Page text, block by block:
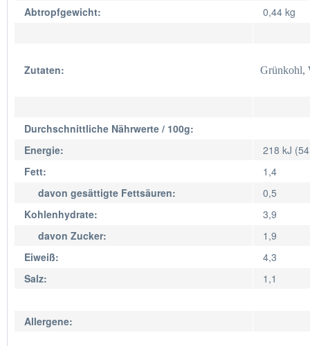
Abtropfgewicht:
0,44 kg
Zutaten: Grünkohl,
Durchschnittliche Nährwerte / 100g:
Energie:
218 kJ
Fett:
1,4
davon gesättigte Fettsäuren:
0,5
Kohlenhydrate:
3,9
davon Zucker:
1,9
Eiweiß:
4,3
Salz:
1,1
Allergene: